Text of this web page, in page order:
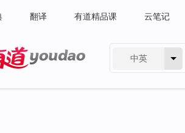
翻译 有道精品课 云笔记
中英